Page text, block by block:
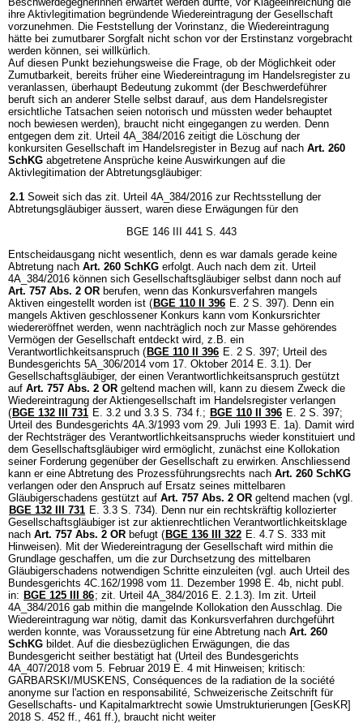
ihre Aktivlegitimation begründende Wiedereintragung der Gesellschaft
vorzunehmen. Die Feststellung der Vorinstanz, die Wiedereintragung
hätte bei zumutbarer Sorgfalt nicht schon vor der Erstinstanz vorgebracht
werden können, sei willkürlich.
Auf diesen Punkt beziehungsweise die Frage, ob der Möglichkeit oder
Zumutbarkeit, bereits früher eine Wiedereintragung im Handelsregister zu
veranlassen, überhaupt Bedeutung zukommt (der Beschwerdeführer
beruft sich an anderer Stelle selbst darauf, aus dem Handelsregister
ersichtliche Tatsachen seien notorisch und müssten weder behauptet
noch bewiesen werden), braucht nicht eingegangen zu werden. Denn
entgegen dem zit. Urteil 4A_384/2016 zeitigt die Löschung der
konkursiten Gesellschaft im Handelsregister in Bezug auf nach Art. 260
SchKG abgetretene Ansprüche keine Auswirkungen auf die
Aktivlegitimation der Abtretungsgläubiger:
2.1 Soweit sich das zit. Urteil 4A_384/2016 zur Rechtsstellung der
Abtretungsgläubiger äussert, waren diese Erwägungen für den
BGE 146 III 441 S. 443
Entscheidausgang nicht wesentlich, denn es war damals gerade keine
Abtretung nach Art. 260 SchKG erfolgt. Auch nach dem zit. Urteil
4A_384/2016 können sich Gesellschaftsgläubiger selbst dann noch auf
Art. 757 Abs. 2 OR berufen, wenn das Konkursverfahren mangels
Aktiven eingestellt worden ist ( BGE 110 II 396 E. 2 S. 397). Denn ein
mangels Aktiven geschlossener Konkurs kann vom Konkursrichter
wiedereröffnet werden, wenn nachträglich noch zur Masse gehörendes
Vermögen der Gesellschaft entdeckt wird, z.B. ein
Verantwortlichkeitsanspruch ( BGE 110 II 396 E. 2 S. 397; Urteil des
Bundesgerichts 5A_306/2014 vom 17. Oktober 2014 E. 3.1). Der
Gesellschaftsgläubiger, der einen Verantwortlichkeitsanspruch gestützt
auf Art. 757 Abs. 2 OR geltend machen will, kann zu diesem Zweck die
Wiedereintragung der Aktiengesellschaft im Handelsregister verlangen
( BGE 132 III 731 E. 3.2 und 3.3 S. 734 f.; BGE 110 II 396 E. 2 S. 397;
Urteil des Bundesgerichts 4A.3/1993 vom 29. Juli 1993 E. 1a). Damit wird
der Rechtsträger des Verantwortlichkeitsanspruchs wieder konstituiert und
dem Gesellschaftsgläubiger wird ermöglicht, zunächst eine Kollokation
seiner Forderung gegenüber der Gesellschaft zu erwirken. Anschliessend
kann er eine Abtretung des Prozessführungsrechts nach Art. 260 SchKG
verlangen oder den Anspruch auf Ersatz seines mittelbaren
Gläubigerschadens gestützt auf Art. 757 Abs. 2 OR geltend machen (vgl.
BGE 132 III 731 E. 3.3 S. 734). Denn nur ein rechtskräftig kollozierter
Gesellschaftsgläubiger ist zur aktienrechtlichen Verantwortlichkeitsklage
nach Art. 757 Abs. 2 OR befugt ( BGE 136 III 322 E. 4.7 S. 333 mit
Hinweisen). Mit der Wiedereintragung der Gesellschaft wird mithin die
Grundlage geschaffen, um die zur Durchsetzung des mittelbaren
Gläubigerschadens notwendigen Schritte einzuleiten (vgl. auch Urteil des
Bundesgerichts 4C.162/1998 vom 11. Dezember 1998 E. 4b, nicht publ.
in: BGE 125 III 86; zit. Urteil 4A_384/2016 E. 2.1.3). Im zit. Urteil
4A_384/2016 gab mithin die mangelnde Kollokation den Ausschlag. Die
Wiedereintragung war nötig, damit das Konkursverfahren durchgeführt
werden konnte, was Voraussetzung für eine Abtretung nach Art. 260
SchKG bildet. Auf die diesbezüglichen Erwägungen, die das
Bundesgericht seither bestätigt hat (Urteil des Bundesgerichts
4A_407/2018 vom 5. Februar 2019 E. 4 mit Hinweisen; kritisch:
GARBARSKI/MUSKENS, Conséquences de la radiation de la société
anonyme sur l'action en responsabilité, Schweizerische Zeitschrift für
Gesellschafts- und Kapitalmarktrecht sowie Umstrukturierungen [GesKR]
2018 S. 452 ff., 461 ff.), braucht nicht weiter